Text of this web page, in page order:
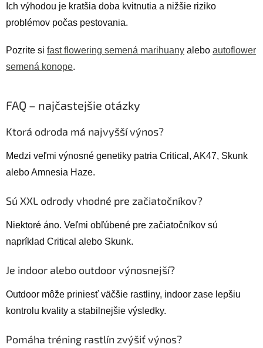
Ich výhodou je kratšia doba kvitnutia a nižšie riziko
problémov počas pestovania.
Pozrite si fast flowering semená marihuany alebo autoflower
semená konope.
FAQ – najčastejšie otázky
Ktorá odroda má najvyšší výnos?
Medzi veľmi výnosné genetiky patria Critical, AK47, Skunk
alebo Amnesia Haze.
Sú XXL odrody vhodné pre začiatočníkov?
Niektoré áno. Veľmi obľúbené pre začiatočníkov sú
napríklad Critical alebo Skunk.
Je indoor alebo outdoor výnosnejší?
Outdoor môže priniesť väčšie rastliny, indoor zase lepšiu
kontrolu kvality a stabilnejšie výsledky.
Pomáha tréning rastlín zvýšiť výnos?